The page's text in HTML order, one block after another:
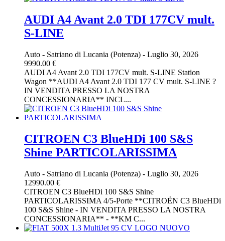
AUDI A4 Avant 2.0 TDI 177CV mult.
S-LINE
Auto - Satriano di Lucania (Potenza) - Luglio 30, 2026
9990.00 €
AUDI A4 Avant 2.0 TDI 177CV mult. S-LINE Station
Wagon **AUDI A4 Avant 2.0 TDI 177 CV mult. S-LINE ?
IN VENDITA PRESSO LA NOSTRA
CONCESSIONARIA** INCL...
CITROEN C3 BlueHDi 100 S&S
Shine PARTICOLARISSIMA
Auto - Satriano di Lucania (Potenza) - Luglio 30, 2026
12990.00 €
CITROEN C3 BlueHDi 100 S&S Shine
PARTICOLARISSIMA 4/5-Porte **CITROËN C3 BlueHDi
100 S&S Shine - IN VENDITA PRESSO LA NOSTRA
CONCESSIONARIA** - **KM C...